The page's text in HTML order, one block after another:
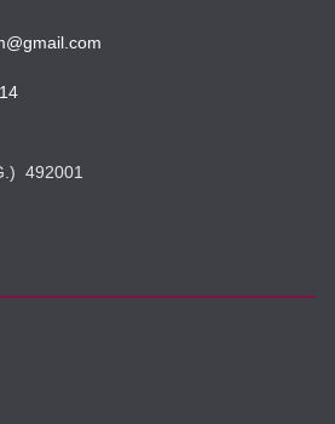
492001